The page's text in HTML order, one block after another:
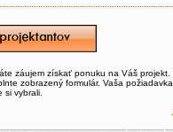
záujem získať ponuku na Váš projekt.
zobrazený formulár. Vaša
vybrali.